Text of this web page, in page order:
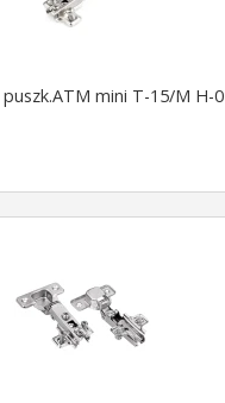
puszk.ATM mini T-15/M H-0